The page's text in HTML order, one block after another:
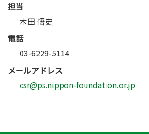
担当
木田 悟史
電話
03-6229-5114
メールアドレス
csr@ps.nippon-foundation.or.jp